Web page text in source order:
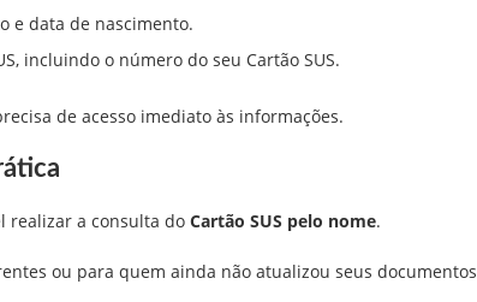
e data de nascimento.
incluindo o número do seu Cartão SUS.
de acesso imediato às informações.
realizar a consulta do Cartão SUS pelo nome.
ou para quem ainda não atualizou seus documentos